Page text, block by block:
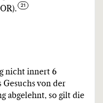
nicht innert 6
Gesuchs von der
abgelehnt, so gilt die